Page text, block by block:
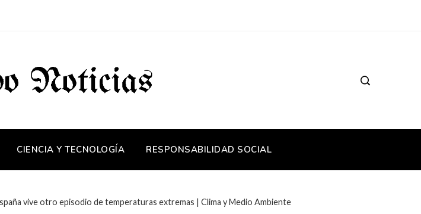
CIENCIA Y TECNOLOGÍA RESPONSABILIDAD SOCIAL
vive otro episodio de temperaturas extremas | Clima y Medio Ambiente